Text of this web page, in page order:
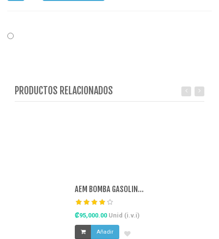
PRODUCTOS RELACIONADOS
AEM BOMBA GASOLINA INTERNA 320LPH METAN
₡95,000.00 Unid (i.v.i)
Añadir